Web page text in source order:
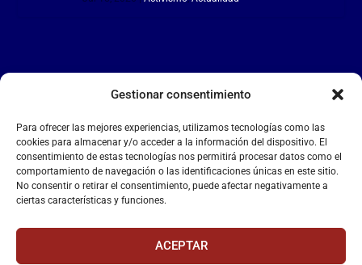
Gestionar consentimiento
Para ofrecer las mejores experiencias, utilizamos tecnologías como las
cookies para almacenar y/o acceder a la información del dispositivo. El
consentimiento de estas tecnologías nos permitirá procesar datos como el
comportamiento de navegación o las identificaciones únicas en este sitio.
No consentir o retirar el consentimiento, puede afectar negativamente a
ciertas características y funciones.
ACEPTAR
LA FALANGE
Reproductor
de
vídeo